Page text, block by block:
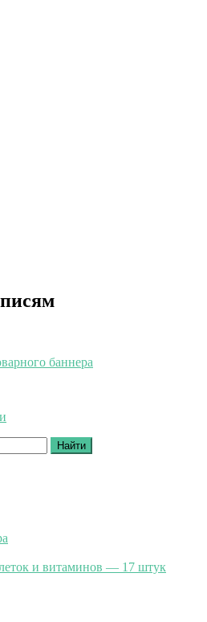
баннера
Найти
и витаминов — 17 штук